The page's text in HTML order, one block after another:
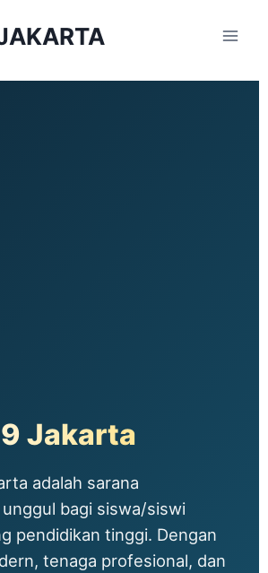
Jakarta
adalah sarana
bagi siswa/siswi
pendidikan tinggi. Dengan
tenaga profesional, dan